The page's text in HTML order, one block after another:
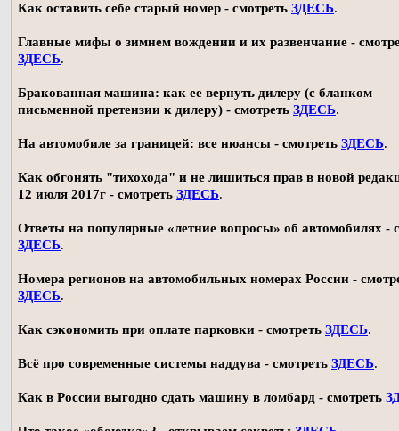
Как оставить себе старый номер - смотреть ЗДЕСЬ.
Главные мифы о зимнем вождении и их развенчание -
ЗДЕСЬ.
Бракованная машина: как ее вернуть дилеру (с бланком
письменной претензии к дилеру) - смотреть ЗДЕСЬ.
На автомобиле за границей: все нюансы - смотреть ЗДЕСЬ.
Как обгонять "тихохода" и не лишиться прав в новой
12 июля 2017г - смотреть ЗДЕСЬ.
Ответы на популярные «летние вопросы» об автомобилях -
ЗДЕСЬ.
Номера регионов на автомобильных номерах России -
ЗДЕСЬ.
Как сэкономить при оплате парковки - смотреть ЗДЕСЬ.
Всё про современные системы наддува - смотреть ЗДЕСЬ.
Как в России выгодно сдать машину в ломбард - смотреть